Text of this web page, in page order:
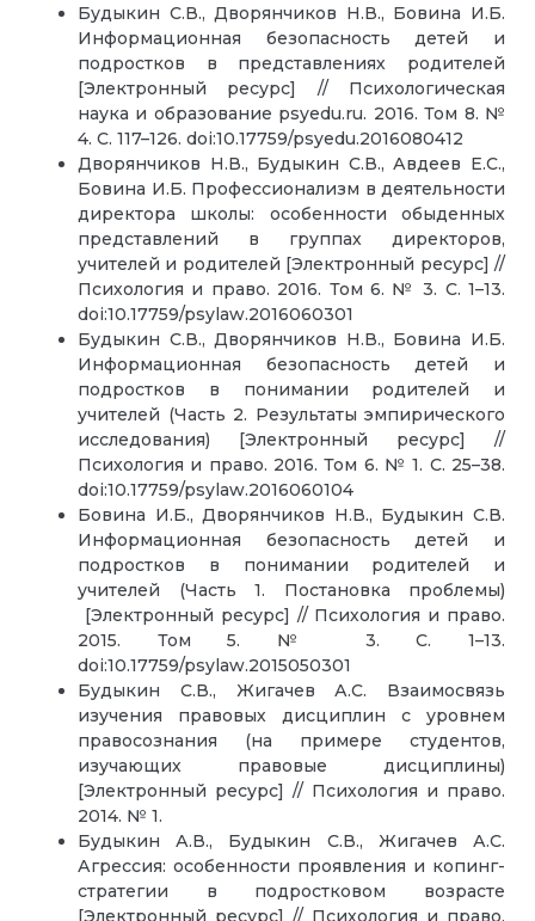
Будыкин С.В., Дворянчиков Н.В., Бовина И.Б.
Информационная безопасность детей и
подростков в представлениях родителей
[Электронный ресурс] // Психологическая
наука и образование psyedu.ru. 2016. Том 8. №
4. С. 117–126. doi:10.17759/psyedu.2016080412
Дворянчиков Н.В., Будыкин С.В., Авдеев Е.С.,
Бовина И.Б. Профессионализм в деятельности
директора школы: особенности обыденных
представлений в группах директоров,
учителей и родителей [Электронный ресурс] //
Психология и право. 2016. Том 6. № 3. С. 1–13.
doi:10.17759/psylaw.2016060301
Будыкин С.В., Дворянчиков Н.В., Бовина И.Б.
Информационная безопасность детей и
подростков в понимании родителей и
учителей (Часть 2. Результаты эмпирического
исследования) [Электронный ресурс] //
Психология и право. 2016. Том 6. № 1. С. 25–38.
doi:10.17759/psylaw.2016060104
Бовина И.Б., Дворянчиков Н.В., Будыкин С.В.
Информационная безопасность детей и
подростков в понимании родителей и
учителей (Часть 1. Постановка проблемы)
[Электронный ресурс] // Психология и право.
2015. Том 5. № 3. С. 1–13.
doi:10.17759/psylaw.2015050301
Будыкин С.В., Жигачев А.С. Взаимосвязь
изучения правовых дисциплин с уровнем
правосознания (на примере студентов,
изучающих правовые дисциплины)
[Электронный ресурс] // Психология и право.
2014. № 1.
Будыкин А.В., Будыкин С.В., Жигачев А.С.
Агрессия: особенности проявления и копинг-
стратегии в подростковом возрасте
[Электронный ресурс] // Психология и право.